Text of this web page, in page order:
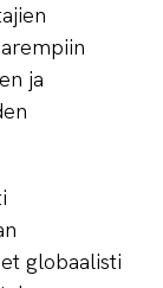
ja
globaalisti